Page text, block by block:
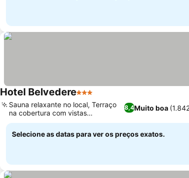
Hotel Belvedere3 Estrelas
8,4Muito boa
Sauna relaxante no local, Terraço
na cobertura com vistas
panorâmicas
Selecione as datas para ver os preços exatos.